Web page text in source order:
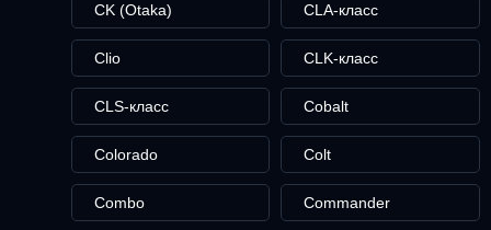
CK (Otaka) CLA-класс
Clio CLK-класс
CLS-класс Cobalt
Colorado Colt
Combo Commander